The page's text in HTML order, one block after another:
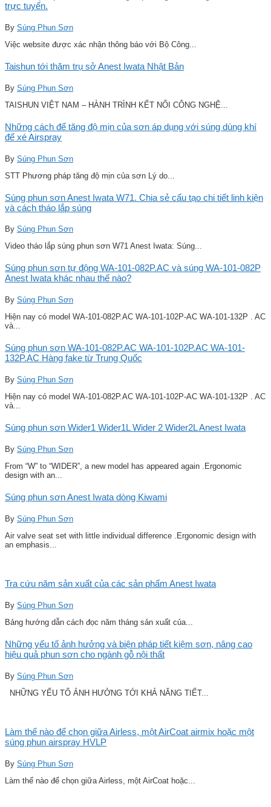
trực tuyến.
By Súng Phun Sơn
Việc website được xác nhận thông báo với Bộ Công...
Taishun tới thăm trụ sở Anest Iwata Nhật Bản
By Súng Phun Sơn
TAISHUN VIỆT NAM – HÀNH TRÌNH KẾT NỐI CÔNG NGHỆ...
Những cách để tăng độ mịn của sơn áp dụng với súng dùng khí
để xé Airspray
By Súng Phun Sơn
STT Phương pháp tăng độ mịn của sơn Lý do...
Súng phun sơn Anest Iwata W71. Chia sẻ cấu tạo chi tiết linh kiện
và cách tháo lắp súng
By Súng Phun Sơn
Video tháo lắp súng phun sơn W71 Anest Iwata: Súng...
Súng phun sơn tự động WA-101-082P.AC và súng WA-101-082P
Anest Iwata khác nhau thế nào?
By Súng Phun Sơn
Hiện nay có model WA-101-082P.AC WA-101-102P-AC WA-101-132P . AC
và...
Súng phun sơn WA-101-082P.AC WA-101-102P.AC WA-101-
132P.AC Hàng fake từ Trung Quốc
By Súng Phun Sơn
Hiện nay có model WA-101-082P.AC WA-101-102P-AC WA-101-132P . AC
và...
Súng phun sơn Wider1 Wider1L Wider 2 Wider2L Anest Iwata
By Súng Phun Sơn
From “W” to “WIDER”, a new model has appeared again .Ergonomic
design with an...
Súng phun sơn Anest Iwata dòng Kiwami
By Súng Phun Sơn
Air valve seat set with little individual difference .Ergonomic design with
an emphasis...
Tra cứu năm sản xuất của các sản phẩm Anest Iwata
By Súng Phun Sơn
Bảng hướng dẫn cách đọc năm tháng sản xuất của...
Những yếu tố ảnh hưởng và biện pháp tiết kiệm sơn, nâng cao
hiệu quả phun sơn cho ngành gỗ nội thất
By Súng Phun Sơn
NHỮNG YẾU TỐ ẢNH HƯỞNG TỚI KHẢ NĂNG TIẾT...
Làm thế nào để chọn giữa Airless, một AirCoat airmix hoặc một
súng phun airspray HVLP
By Súng Phun Sơn
Làm thế nào để chọn giữa Airless, một AirCoat hoặc...